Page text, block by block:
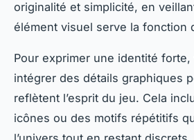
originalité et simplicité, en
élément visuel serve la fonction
Pour exprimer une identité
intégrer des détails graphiques
reflètent l’esprit du jeu. Cela
icônes ou des motifs répétitifs